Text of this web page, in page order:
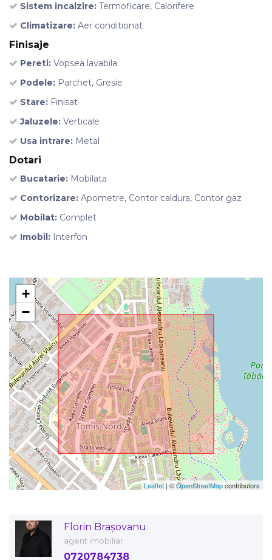
Sistem incalzire: Termoficare, Calorifere
Climatizare: Aer conditionat
Finisaje
Pereti: Vopsea lavabila
Podele: Parchet, Gresie
Stare: Finisat
Jaluzele: Verticale
Usa intrare: Metal
Dotari
Bucatarie: Mobilata
Contorizare: Apometre, Contor caldura, Contor gaz
Mobilat: Complet
Imobil: Interfon
+
−
Leaflet| ©OpenStreetMapcontributors
Florin Brașovanu
agent imobiliar
0720784738